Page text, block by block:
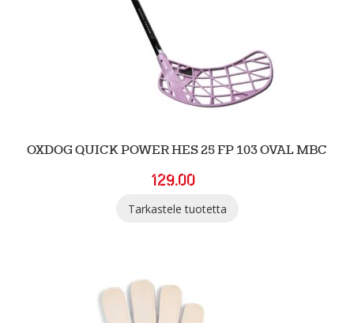
OXDOG QUICK POWER HES 25 FP 103 OVAL MBC
129.00
Tarkastele tuotetta